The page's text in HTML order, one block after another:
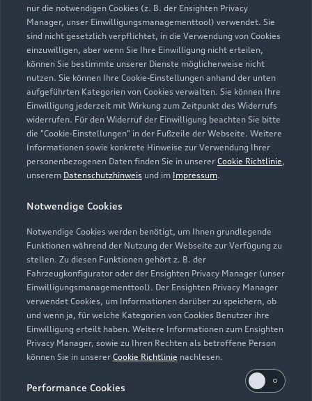
nur die notwendigen Cookies (z. B. der Ensighten Privacy
Manager, unser Einwilligungsmanagementtool) verwendet. Sie
sind nicht gesetzlich verpflichtet, in die Verwendung von Cookies
einzuwilligen, aber wenn Sie Ihre Einwilligung nicht erteilen,
können Sie bestimmte unserer Dienste möglicherweise nicht
nutzen. Sie können Ihre Cookie-Einstellungen anhand der unten
aufgeführten Kategorien von Cookies verwalten. Sie können Ihre
Einwilligung jederzeit mit Wirkung zum Zeitpunkt des Widerrufs
widerrufen. Für den Widerruf der Einwilligung beachten Sie bitte
die "Cookie-Einstellungen" in der Fußzeile der Webseite. Weitere
Informationen sowie konkrete Hinweise zur Verwendung Ihrer
personenbezogenen Daten finden Sie in unserer Cookie Richtlinie,
unserem Datenschutzhinweis und im Impressum.
Notwendige Cookies
Notwendige Cookies werden benötigt, um Ihnen grundlegende
Funktionen während der Nutzung der Webseite zur Verfügung zu
stellen. Zu diesen Funktionen gehört z. B. der
Fahrzeugkonfigurator oder der Ensighten Privacy Manager (unser
Einwilligungsmanagementtool). Der Ensighten Privacy Manager
verwendet Cookies, um Informationen darüber zu speichern, ob
und wenn ja, für welche Kategorien von Cookies Benutzer ihre
Einwilligung erteilt haben. Weitere Informationen zum Ensighten
Privacy Manager, sowie zu Ihren Rechten als betroffene Person
können Sie in unserer Cookie Richtlinie nachlesen.
Performance Cookies
Öffnungszeiten
Verkauf
Geschlossen,öffnet amMontag 08:00
Service
Geschlossen,öffnet am Montag 07:00
Bitte beachten Sie, dass außerhalb der gesetzlichen
Probefahrt erfolgen kann.
Zurück nach oben
Modelle